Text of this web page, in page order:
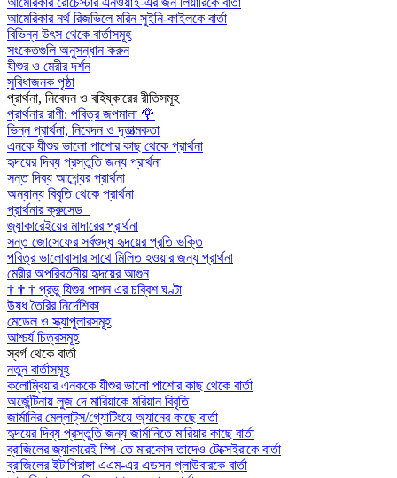
আমেরিকার নর্থ রিজভিলে মরিন সুইনি-কাইলকে বার্তা
বিভিন্ন উৎস থেকে বার্তাসমূহ
সংকেতগুলি অনুসন্ধান করুন
যীশুর ও মেরীর দর্শন
সুবিধাজনক পৃষ্ঠা
প্রার্থনা, নিবেদন ও বহিষ্কারের রীতিসমূহ
প্রার্থনার রাণী: পবিত্র জপমালা 🌹
ভিন্ন প্রার্থনা, নিবেদন ও দূতাত্মকতা
এনকে যীশুর ভালো পাশোর কাছ থেকে প্রার্থনা
হৃদয়ের দিব্য প্রস্তুতি জন্য প্রার্থনা
সন্ত দিব্য আশ্র্যের প্রার্থনা
অন্যান্য বিবৃতি থেকে প্রার্থনা
প্রার্থনার ক্রুসেড
জ্যাকারেইয়ের মাদারের প্রার্থনা
সন্ত জোসেফের সর্বশুদ্ধ হৃদয়ের প্রতি ভক্তি
পবিত্র ভালোবাসার সাথে মিলিত হওয়ার জন্য প্রার্থনা
মেরীর অপরিবর্তনীয় হৃদয়ের আগুন
† † † প্রভু যিশুর পাশন এর চব্বিশ ঘণ্টা
উষধ তৈরির নির্দেশিকা
মেডেল ও স্ক্যাপুলারসমূহ
আশ্চর্য চিত্রসমূহ
স্বর্গ থেকে বার্তা
নতুন বার্তাসমূহ
কলোম্বিয়ার এনককে যীশুর ভালো পাশোর কাছ থেকে বার্তা
অর্জেন্টিনায় লুজ দে মারিয়াকে মরিয়ান বিবৃতি
জার্মানির মেল্লাট্‌স/গ্যোটিংয়ে অ্যানের কাছে বার্তা
হৃদয়ের দিব্য প্রস্তুতি জন্য জার্মানিতে মারিয়ার কাছে বার্তা
ব্রাজিলের জ্যাকারেই স্পি-তে মারকোস তাদেও টেক্সেইরাকে বার্তা
ব্রাজিলের ইটাপিরাঙ্গা এএম-এর এডসন গ্লাউবারকে বার্তা